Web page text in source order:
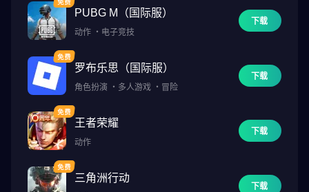
PUBG M（国际服）
动作 ・ 电子竞技
下载
罗布乐思（国际服）
角色扮演 ・ 多人游戏 ・ 冒险
下载
王者荣耀
动作
下载
三角洲行动
下载